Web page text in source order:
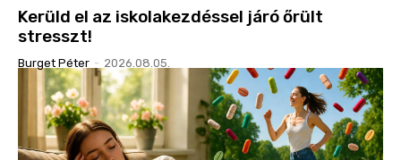
Kerüld el az iskolakezdéssel járó őrült
stresszt!
Burget Péter - 2026.08.05.